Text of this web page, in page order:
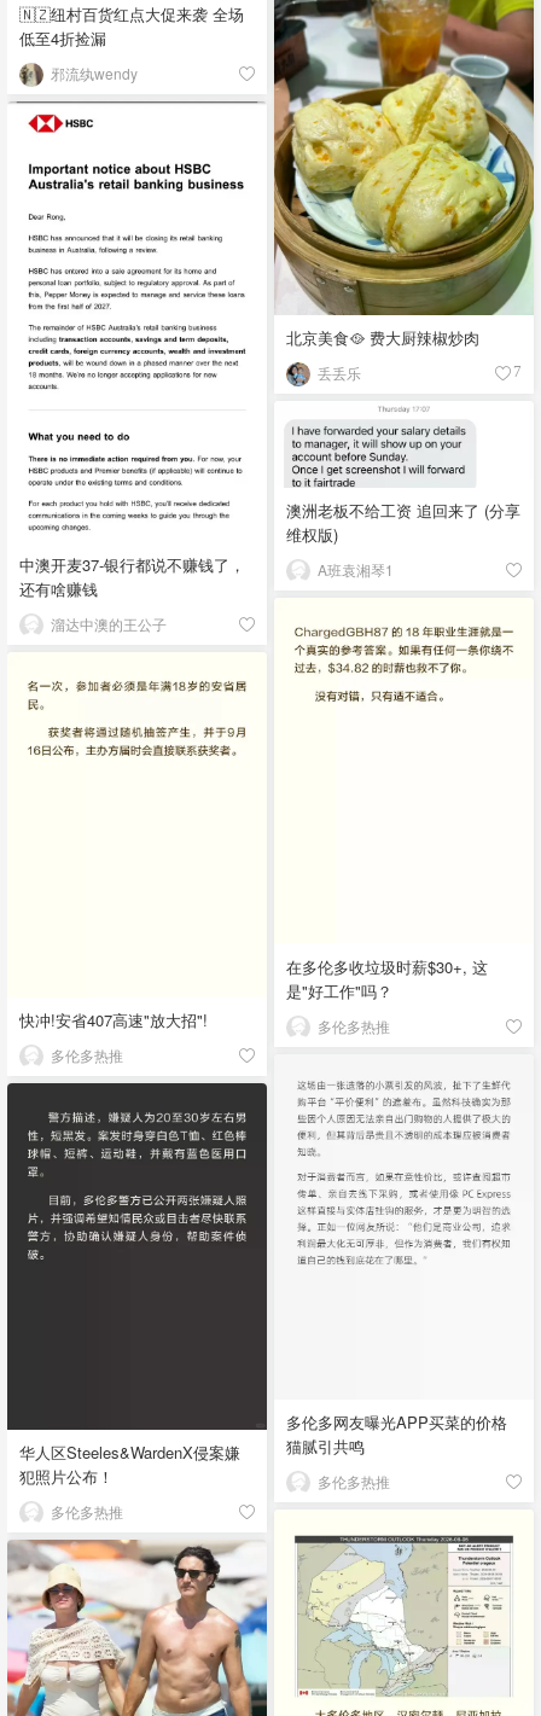
🇳🇿纽村百货红点大促来袭 全场
低至4折捡漏
邪流纨wendy
北京美食🥘 费大厨辣椒炒肉
丢丢乐 7
中澳开麦37-银行都说不赚钱了，
还有啥赚钱
溜达中澳的王公子
澳洲老板不给工资 追回来了 (分享
维权版)
A班袁湘琴1
在多伦多收垃圾时薪$30+, 这
是"好工作"吗？
多伦多热推
快冲!安省407高速"放大招"!
多伦多热推
多伦多网友曝光APP买菜的价格
猫腻引共鸣
多伦多热推
华人区Steeles&WardenX侵案嫌
犯照片公布！
多伦多热推